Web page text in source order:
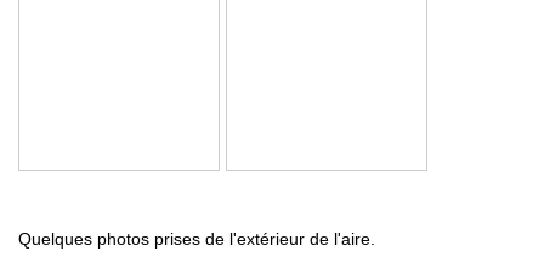
Quelques photos prises de l'extérieur de l'aire.